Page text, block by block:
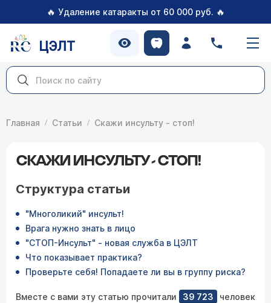
🔥 Удаление катаракты от 60 000 руб. 🔥
ЦЭЛТ
Главная Статьи Скажи инсульту - стоп!
СКАЖИ ИНСУЛЬТУ - СТОП!
Структура статьи
"Многоликий" инсульт!
Врага нужно знать в лицо
"СТОП-Инсульт" - новая служба в ЦЭЛТ
Что показывает практика?
Проверьте себя! Попадаете ли вы в группу риска?
Вместе с вами эту статью прочитали 39 723
человек